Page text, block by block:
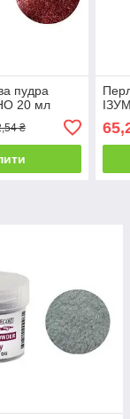
пудра
20 мл
₴